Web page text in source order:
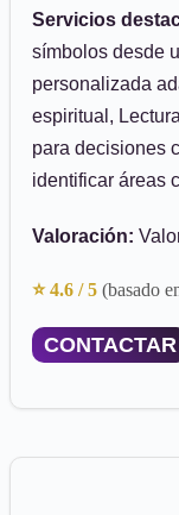
Servicios
símbolos desde
personalizada
espiritual,
para decisiones
identificar áreas
Valoración:
⭐ 4.6 / 5 (basado
CONTACTAR